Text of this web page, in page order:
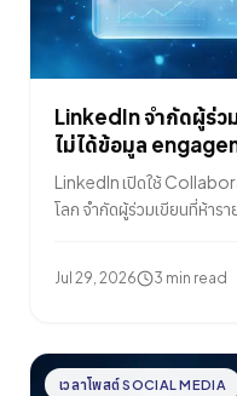
LinkedIn จำกัดผู้ร่ว
ไม่ได้ข้อมูล
LinkedIn เปิดใช้
โลก จำกัดผู้ร่วมเขียนที่ห้ารา
Jul 29, 2026 3 min read
เวลาโพสต์ SOCIAL MEDIA